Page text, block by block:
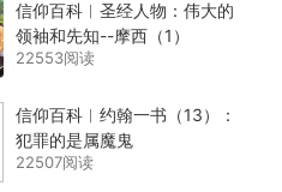
信仰百科︱圣经人物：伟大的
领袖和先知--摩西（1）
22553阅读
信仰百科︱约翰一书（13）：
犯罪的是属魔鬼
22507阅读